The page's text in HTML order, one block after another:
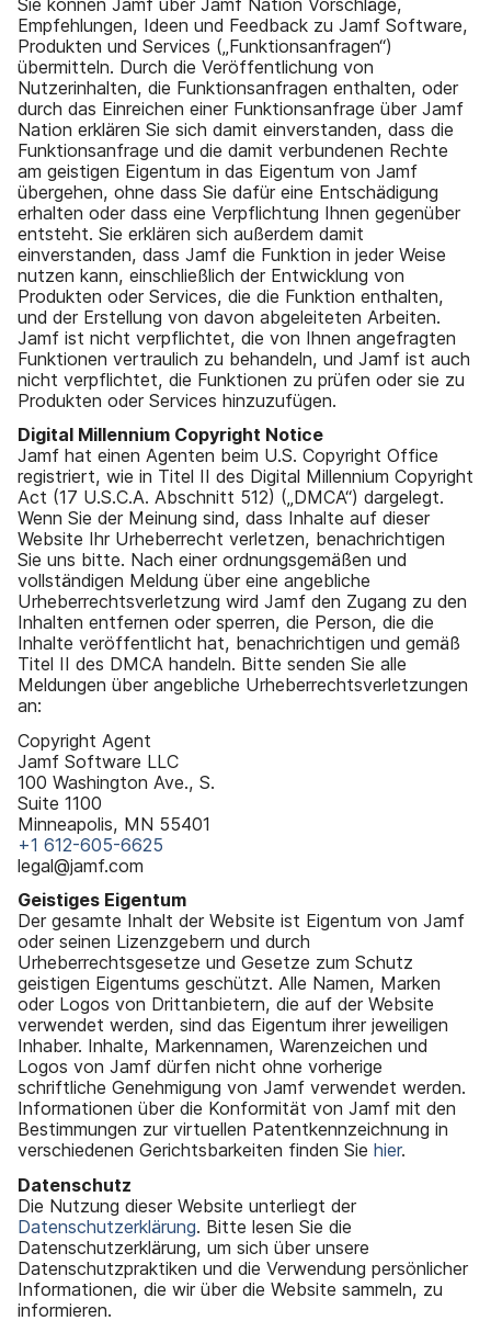
Empfehlungen, Ideen und Feedback zu Jamf Software,
Produkten und Services („Funktionsanfragen“)
übermitteln. Durch die Veröffentlichung von
Nutzerinhalten, die Funktionsanfragen enthalten, oder
durch das Einreichen einer Funktionsanfrage über Jamf
Nation erklären Sie sich damit einverstanden, dass die
Funktionsanfrage und die damit verbundenen Rechte
am geistigen Eigentum in das Eigentum von Jamf
übergehen, ohne dass Sie dafür eine Entschädigung
erhalten oder dass eine Verpflichtung Ihnen gegenüber
entsteht. Sie erklären sich außerdem damit
einverstanden, dass Jamf die Funktion in jeder Weise
nutzen kann, einschließlich der Entwicklung von
Produkten oder Services, die die Funktion enthalten,
und der Erstellung von davon abgeleiteten Arbeiten.
Jamf ist nicht verpflichtet, die von Ihnen angefragten
Funktionen vertraulich zu behandeln, und Jamf ist auch
nicht verpflichtet, die Funktionen zu prüfen oder sie zu
Produkten oder Services hinzuzufügen.
Digital Millennium Copyright Notice
Jamf hat einen Agenten beim U.S. Copyright Office
registriert, wie in Titel II des Digital Millennium Copyright
Act (17 U.S.C.A. Abschnitt 512) („DMCA“) dargelegt.
Wenn Sie der Meinung sind, dass Inhalte auf dieser
Website Ihr Urheberrecht verletzen, benachrichtigen
Sie uns bitte. Nach einer ordnungsgemäßen und
vollständigen Meldung über eine angebliche
Urheberrechtsverletzung wird Jamf den Zugang zu den
Inhalten entfernen oder sperren, die Person, die die
Inhalte veröffentlicht hat, benachrichtigen und gemäß
Titel II des DMCA handeln. Bitte senden Sie alle
Meldungen über angebliche Urheberrechtsverletzungen
an:
Copyright Agent
Jamf Software LLC
100 Washington Ave., S.
Suite 1100
Minneapolis, MN 55401
+1 612-605-6625
legal@jamf.com
Geistiges Eigentum
Der gesamte Inhalt der Website ist Eigentum von Jamf
oder seinen Lizenzgebern und durch
Urheberrechtsgesetze und Gesetze zum Schutz
geistigen Eigentums geschützt. Alle Namen, Marken
oder Logos von Drittanbietern, die auf der Website
verwendet werden, sind das Eigentum ihrer jeweiligen
Inhaber. Inhalte, Markennamen, Warenzeichen und
Logos von Jamf dürfen nicht ohne vorherige
schriftliche Genehmigung von Jamf verwendet werden.
Informationen über die Konformität von Jamf mit den
Bestimmungen zur virtuellen Patentkennzeichnung in
verschiedenen Gerichtsbarkeiten finden Sie hier.
Datenschutz
Die Nutzung dieser Website unterliegt der
Datenschutzerklärung. Bitte lesen Sie die
Datenschutzerklärung, um sich über unsere
Datenschutzpraktiken und die Verwendung persönlicher
Informationen, die wir über die Website sammeln, zu
informieren.